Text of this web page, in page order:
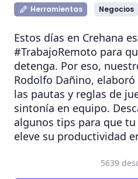
Herramientas Negocios
Estos días en Crehana
#TrabajoRemoto para
detenga. Por eso,
Rodolfo Dañino,
las pautas y reglas de
sintonía en equipo.
algunos tips para que
eleve su productividad
5639